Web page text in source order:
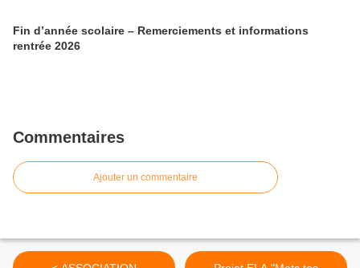
Fin d’année scolaire – Remerciements et informations
rentrée 2026
Commentaires
Ajouter un commentaire